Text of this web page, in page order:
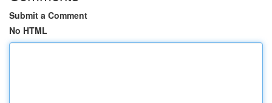
Submit a Comment
No HTML